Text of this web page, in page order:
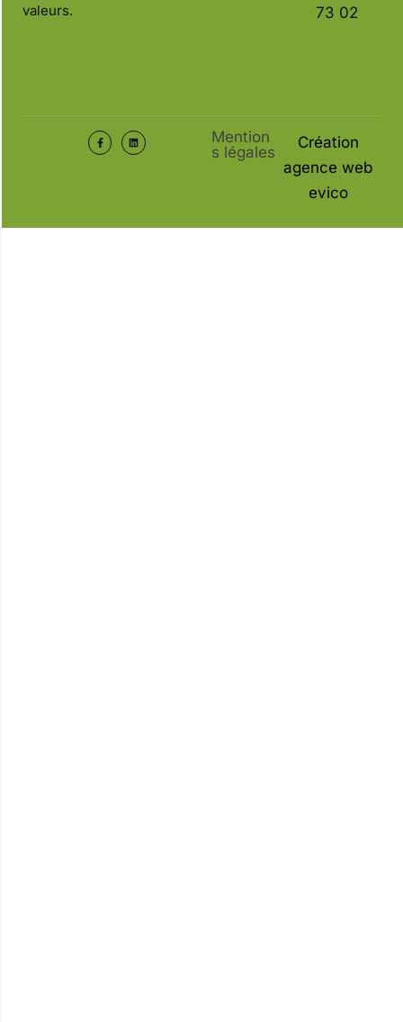
valeurs.
73 02
Mention
s légales
Création
agence web
evico